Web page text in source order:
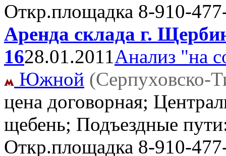
Откр.площадка 8-910-
Аренда склада г.
1628.01.2011Анализ "на
Южной (Серпуховско-
цена договорная;
щебень; Подъездные
Откр.площадка 8-910-